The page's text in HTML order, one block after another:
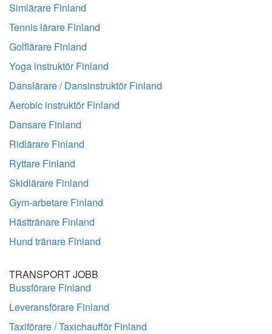
Simlärare Finland
Tennis lärare Finland
Golflärare Finland
Yoga instruktör Finland
Danslärare / Dansinstruktör Finland
Aerobic instruktör Finland
Dansare Finland
Ridlärare Finland
Ryttare Finland
Skidlärare Finland
Gym-arbetare Finland
Hästtränare Finland
Hund tränare Finland
TRANSPORT JOBB
Bussförare Finland
Leveransförare Finland
Taxiförare / Taxichaufför Finland